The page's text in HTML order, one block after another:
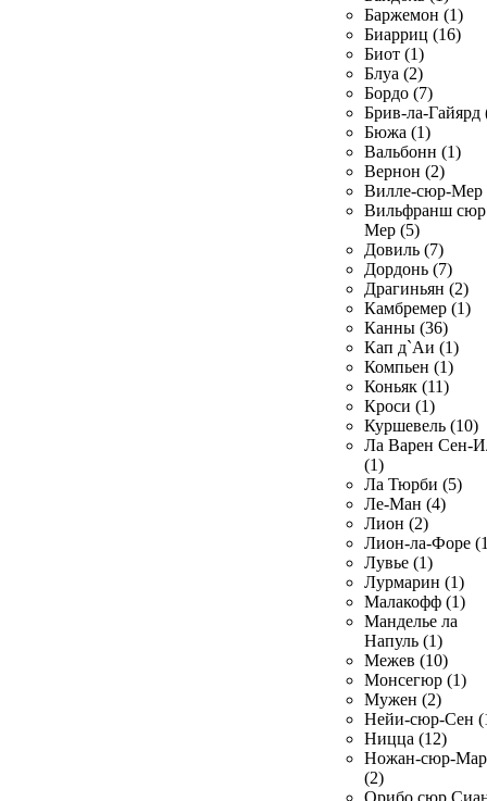
Баржемон (1)
Биарриц (16)
Биот (1)
Блуа (2)
Бордо (7)
Брив-ла-Гайярд
Бюжа (1)
Вальбонн (1)
Вернон (2)
Вилле-сюр-Мер
Вильфранш сюр
Мер (5)
Довиль (7)
Дордонь (7)
Драгиньян (2)
Камбремер (1)
Канны (36)
Кап д`Аи (1)
Компьен (1)
Коньяк (11)
Кроси (1)
Куршевель (10)
Ла Варен Сен-
(1)
Ла Тюрби (5)
Ле-Ман (4)
Лион (2)
Лион-ла-Форе
Лувье (1)
Лурмарин (1)
Малакофф (1)
Манделье ла
Напуль (1)
Межев (10)
Монсегюр (1)
Мужен (2)
Нейи-сюр-Сен
Ницца (12)
Ножан-сюр-
(2)
Орибо сюр